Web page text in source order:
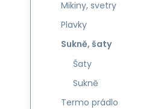
Mikiny, svetry
Plavky
Sukně, šaty
Šaty
Sukně
Termo prádlo